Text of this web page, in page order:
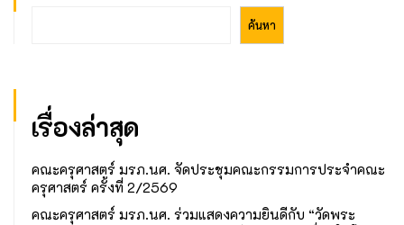
ค้นหา
เรื่องล่าสุด
คณะครุศาสตร์ มรภ.นศ. จัดประชุมคณะกรรมการประจำคณะ
ครุศาสตร์ ครั้งที่ 2/2569
คณะครุศาสตร์ มรภ.นศ. ร่วมแสดงความยินดีกับ “วัดพระ